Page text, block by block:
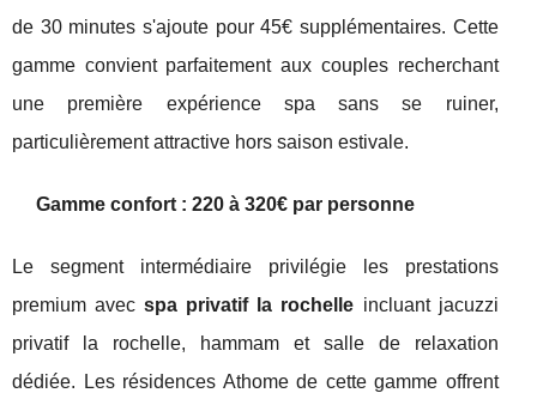
de 30 minutes s'ajoute pour 45€ supplémentaires. Cette
gamme convient parfaitement aux couples recherchant
une première expérience spa sans se ruiner,
particulièrement attractive hors saison estivale.
Gamme confort : 220 à 320€ par personne
Le segment intermédiaire privilégie les prestations
premium avecspa privatif la rochelle incluant jacuzzi
privatif la rochelle, hammam et salle de relaxation
dédiée. Les résidences Athome de cette gamme offrent